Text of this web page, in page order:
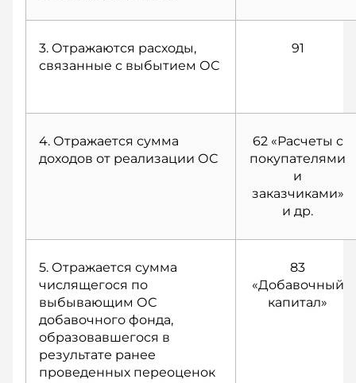
3. Отражаются расходы,
связанные с выбытием ОС
91
4. Отражается сумма
доходов от реализации ОС
62 «Расчеты с
покупателями
и
заказчиками»
и др.
5. Отражается сумма
числящегося по
выбывающим ОС
добавочного фонда,
образовавшегося в
результате ранее
проведенных переоценок
83
«Добавочный
капитал»